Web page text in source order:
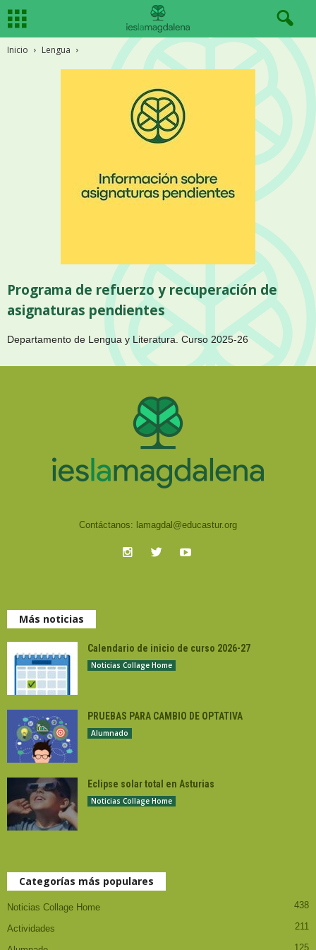
Inicio Lengua
Programa de refuerzo y recuperación de
asignaturas pendientes
Departamento de Lengua y Literatura. Curso 2025-26
Contáctanos: lamagdal@educastur.org
Más noticias
Calendario de inicio de curso 2026-27
Noticias Collage Home
PRUEBAS PARA CAMBIO DE OPTATIVA
Alumnado
Eclipse solar total en Asturias
Noticias Collage Home
Categorías más populares
Noticias Collage Home 438
Actividades 211
125